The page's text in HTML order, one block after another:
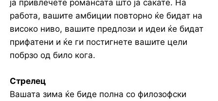
ја привлечете романсата што ја сакате. На
работа, вашите амбиции повторно ќе бидат на
високо ниво, вашите предлози и идеи ќе бидат
прифатени и ќе ги постигнете вашите цели
побрзо од било кога.
Стрелец
Вашата зима ќе биде полна со филозофски